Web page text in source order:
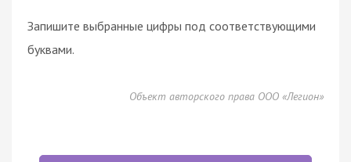
Запишите выбранные цифры под соответствующими
буквами.
Объект авторского права ООО «Легион»